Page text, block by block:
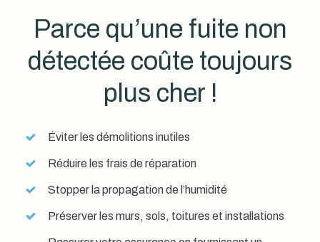
Parce qu’une fuite non
détectée coûte toujours
plus cher !
Éviter les démolitions inutiles
Réduire les frais de réparation
Stopper la propagation de l’humidité
Préserver les murs, sols, toitures et installations